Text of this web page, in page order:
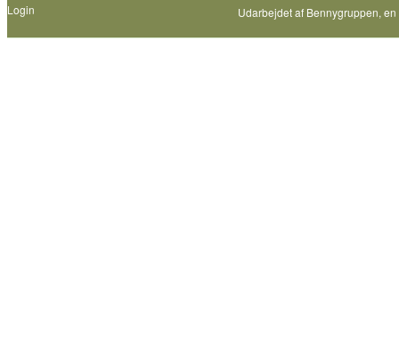
Login Udarbejdet af Bennygruppen,